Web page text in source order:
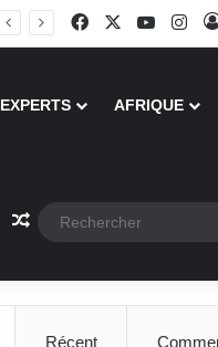
Facebook
EXPERTS AFRIQUE
Article Aléatoire
Récent